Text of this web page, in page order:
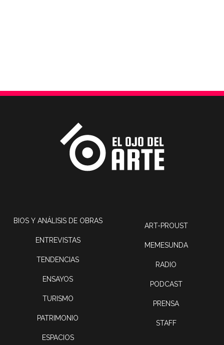
BIOS Y ANÁLISIS DE OBRAS
ENTREVISTAS
TENDENCIAS
ENSAYOS
TURISMO
PATRIMONIO
ESPACIOS
ART-PROUST
MEMESUNDA
RADIO
PODCAST
PRENSA
STAFF